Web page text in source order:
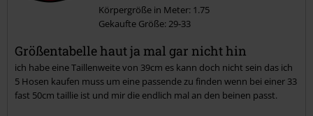
Körpergröße in Meter: 1.75
Gekaufte Größe: 29-33
Größentabelle haut ja mal gar nicht hin
ich habe eine Taillenweite von 39cm es kann doch nicht sein das ich
5 Hosen kaufen muss um eine passende zu finden wenn bei einer 33
fast 50cm taillie ist und mir die endlich mal an den beinen passt.